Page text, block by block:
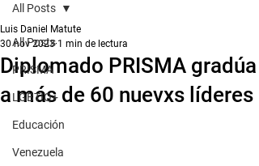
All Posts
PRISMA
LGBTIQ+
Educación
Venezuela
All Posts
Diplomado PRISMA gradúa
a más de 60 nuevxs líderes
Luis Daniel Matute
30 nov 2023 1 min de lectura